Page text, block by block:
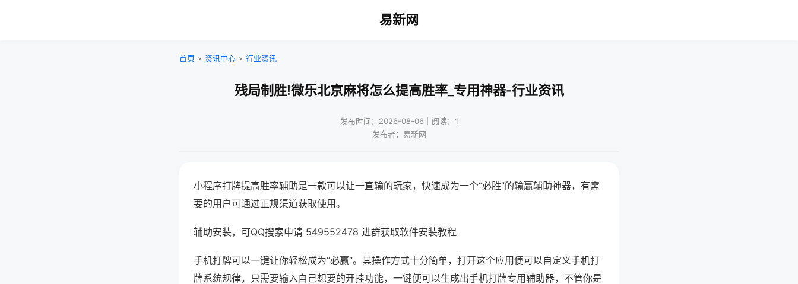
易新网
首页 > 资讯中心 > 行业资讯
残局制胜!微乐北京麻将怎么提高胜率_专用神器-行业资讯
发布时间：2026-08-06｜阅读：1
发布者：易新网
小程序打牌提高胜率辅助是一款可以让一直输的玩家，快速成为一个“必胜”的输赢辅助神器，有需
要的用户可通过正规渠道获取使用。
辅助安装，可QQ搜索申请 549552478 进群获取软件安装教程
手机打牌可以一键让你轻松成为“必赢”。其操作方式十分简单，打开这个应用便可以自定义手机打
牌系统规律，只需要输入自己想要的开挂功能，一键便可以生成出手机打牌专用辅助器，不管你是